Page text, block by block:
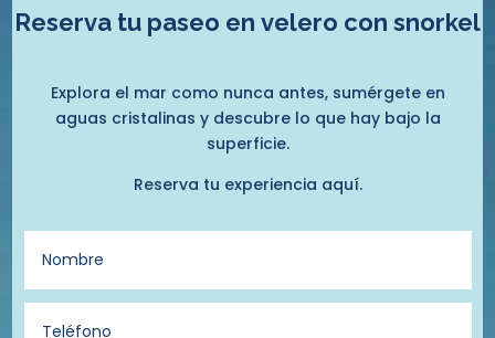
Reserva tu paseo en velero con snorkel
Explora el mar como nunca antes, sumérgete en
aguas cristalinas y descubre lo que hay bajo la
superficie.
Reserva tu experiencia aquí.